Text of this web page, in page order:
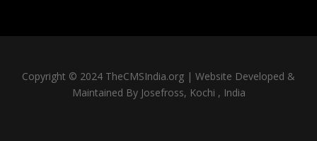
Copyright © 2024 TheCMSIndia.org | Website Developed &
Maintained By Josefross, Kochi , India